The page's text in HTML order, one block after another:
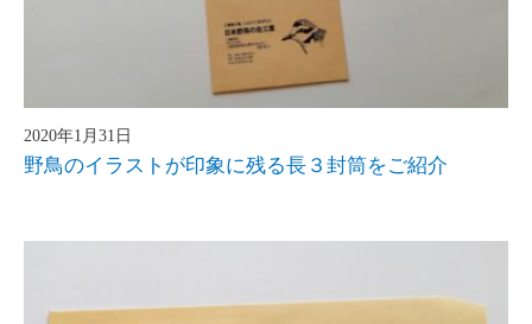
2020年1月31日
野鳥のイラストが印象に残る長３封筒をご紹介